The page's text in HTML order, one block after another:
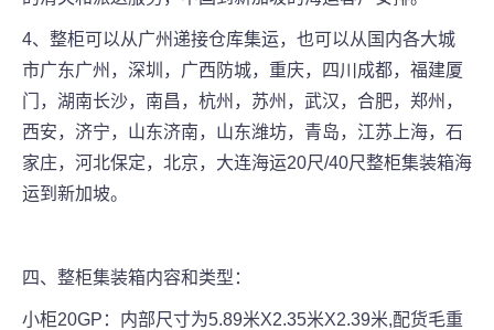
4、整柜可以从广州递接仓库集运，也可以从国内各大城
市广东广州，深圳，广西防城，重庆，四川成都，福建厦
门，湖南长沙，南昌，杭州，苏州，武汉，合肥，郑州，
西安，济宁，山东济南，山东潍坊，青岛，江苏上海，石
家庄，河北保定，北京，大连海运20尺/40尺整柜集装箱海
运到新加坡。
四、整柜集装箱内容和类型：
小柜20GP：内部尺寸为5.89米X2.35米X2.39米,配货毛重